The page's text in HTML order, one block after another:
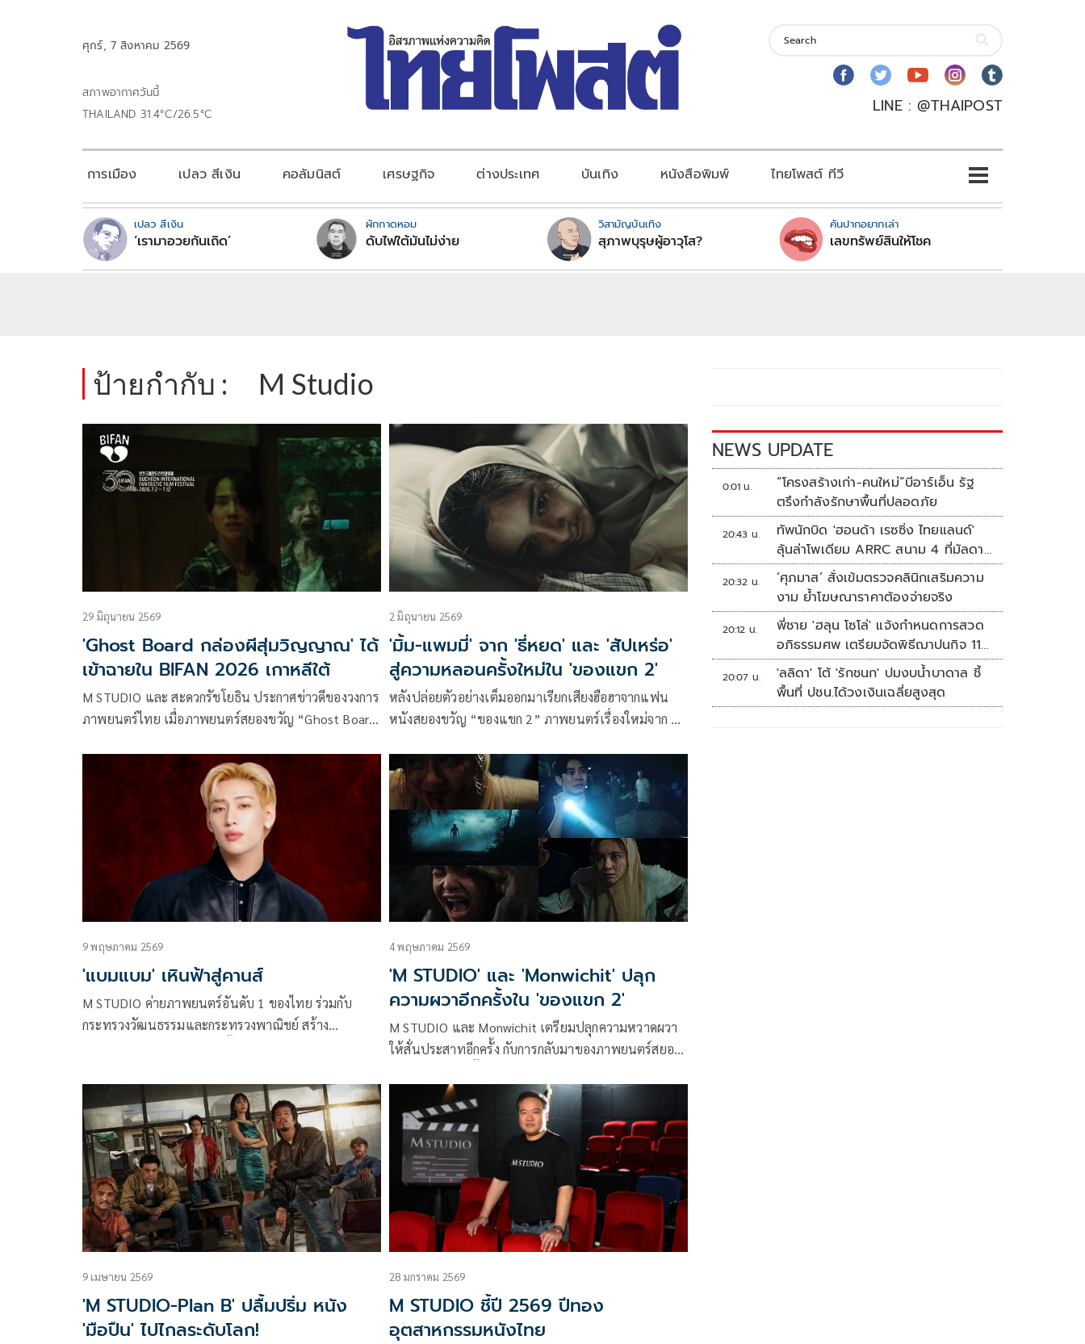
ศุกร์, 7 สิงหาคม 2569
สภาพอากาศวันนี้
THAILAND 31.4°C/26.5°C
LINE : @THAIPOST
การเมือง เปลว สีเงิน คอลัมนิสต์ เศรษฐกิจ ต่างประเทศ บันเทิง หนังสือพิมพ์ ไทยโพสต์ ทีวี
เปลว สีเงิน
‘เรามาอวยกันเถิด’
ผักกาดหอม
ดับไฟใต้มันไม่ง่าย
วิสามัญบันเทิง
สุภาพบุรุษผู้อาวุโส?
คันปากอยากเล่า
เลขทรัพย์สินให้โชค
ป้ายกำกับ : M Studio
29 มิถุนายน 2569
'Ghost Board กล่องผีสุ่มวิญญาณ' ได้
เข้าฉายใน BIFAN 2026 เกาหลีใต้
M STUDIO และ สะดวกรัชโยธิน ประกาศข่าวดีของวงการ
ภาพยนตร์ไทย เมื่อภาพยนตร์สยองขวัญ “Ghost Board
Extreme ของเทศกาลภาพยนตร์นานาชาติ Bucheon
International Fantastic Film Festival (BIFAN) ครั้งที่
30 ซึ่งจะจัดขึ้นระหว่างวันที่ 2–12 กรกฎาคม 2569 ณ
เมืองปูชอน ประเทศเกาหลีใต้
2 มิถุนายน 2569
'มิ้ม-แพมมี่' จาก 'ธี่หยด' และ 'สัปเหร่อ'
สู่ความหลอนครั้งใหม่ใน 'ของแขก 2'
หลังปล่อยตัวอย่างเต็มออกมาเรียกเสียงฮือฮาจากแฟน
หนังสยองขวัญ “ของแขก 2” ภาพยนตร์เรื่องใหม่จาก M
โคจรมาพบกันครั้งแรกของ 2 นักแสดงหญิงที่แฟนหนังผี
ไทยคุ้นเคยเป็นอย่างดี “มิ้ม-รัตนวดี วงศ์ทอง” จากบท
“แย้ม” ในภาพยนตร์ “ธี่หยด” และ “แพมมี่-สุธิดา บัว
ติก” จากบท “ผีใบข้าว” ในภาพยนตร์ “สัปเหร่อ” ที่ครั้ง
นี้ทั้งคู่กลับมาพร้อมบทบาทใหม่ในเรื่องราวสยองขวัญที่
พาผู้ชมดำดิ่งสู่โลกของญินและความลี้ลับแห่งเขาบูโด
9 พฤษภาคม 2569
'แบมแบม' เหินฟ้าสู่คานส์
M STUDIO ค่ายภาพยนตร์อันดับ 1 ของไทย ร่วมกับ
กระทรวงวัฒนธรรมและกระทรวงพาณิชย์ สร้าง
แบม-กันต์พิมุกต์ ภูวกุล หรือ แบมแบม GOT7 เหินฟ้าสู่
ประเทศฝรั่งเศส
4 พฤษภาคม 2569
'M STUDIO' และ 'Monwichit' ปลุก
ความผวาอีกครั้งใน 'ของแขก 2'
M STUDIO และ Monwichit เตรียมปลุกความหวาดผวา
ให้สั่นประสาทอีกครั้ง กับการกลับมาของภาพยนตร์สยอง
กำกับโดย เกรียงไกร มณวิจิตร พร้อมปล่อย “โปสเตอร์
อย่างเป็นทางการ” และ “ทีเซอร์แรก” ออกมาเรียกเสียง
ฮือฮา สร้างกระแสความหลอนตั้งแต่ยังไม่เข้าฉาย
9 เมษายน 2569
'M STUDIO-Plan B' ปลื้มปริ่ม หนัง
'มือปืน' ไปไกลระดับโลก!
28 มกราคม 2569
M STUDIO ชี้ปี 2569 ปีทอง
อุตสาหกรรมหนังไทย
NEWS UPDATE
0:01 น.
“โครงสร้างเก่า-คนใหม่”บีอาร์เอ็น รัฐ
ตรึงกำลังรักษาพื้นที่ปลอดภัย
20:43 น.
ทัพนักบิด 'ฮอนด้า เรซซิ่ง ไทยแลนด์'
ลุ้นล่าโพเดียม ARRC สนาม 4 ที่มัลดาลิ
กา
20:32 น.
‘ศุภมาส’ สั่งเข้มตรวจคลินิกเสริมความ
งาม ย้ำโฆษณาราคาต้องจ่ายจริง
20:12 น.
พี่ชาย 'ฮลุน โซโล่' แจ้งกำหนดการสวด
อภิธรรมศพ เตรียมจัดพิธีฌาปนกิจ 11
ส.ค.
20:07 น.
'ลลิดา' โต้ 'รักชนก' ปมงบน้ำบาดาล ชี้
พื้นที่ ปชน.ได้วงเงินเฉลี่ยสูงสุด